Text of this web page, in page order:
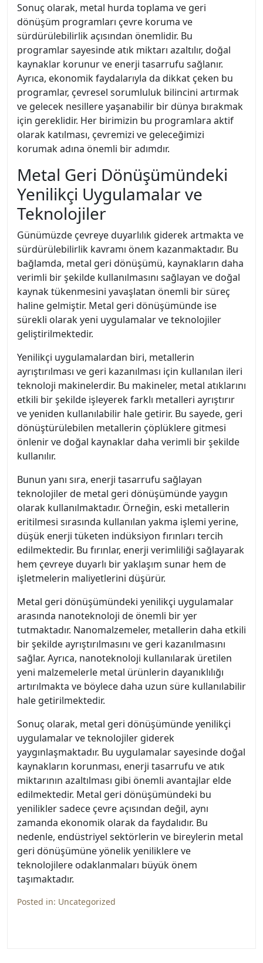
Sonuç olarak, metal hurda toplama ve geri
dönüşüm programları çevre koruma ve
sürdürülebilirlik açısından önemlidir. Bu
programlar sayesinde atık miktarı azaltılır, doğal
kaynaklar korunur ve enerji tasarrufu sağlanır.
Ayrıca, ekonomik faydalarıyla da dikkat çeken bu
programlar, çevresel sorumluluk bilincini artırmak
ve gelecek nesillere yaşanabilir bir dünya bırakmak
için gereklidir. Her birimizin bu programlara aktif
olarak katılması, çevremizi ve geleceğimizi
korumak adına önemli bir adımdır.
Metal Geri Dönüşümündeki
Yenilikçi Uygulamalar ve
Teknolojiler
Günümüzde çevreye duyarlılık giderek artmakta ve
sürdürülebilirlik kavramı önem kazanmaktadır. Bu
bağlamda, metal geri dönüşümü, kaynakların daha
verimli bir şekilde kullanılmasını sağlayan ve doğal
kaynak tükenmesini yavaşlatan önemli bir süreç
haline gelmiştir. Metal geri dönüşümünde ise
sürekli olarak yeni uygulamalar ve teknolojiler
geliştirilmektedir.
Yenilikçi uygulamalardan biri, metallerin
ayrıştırılması ve geri kazanılması için kullanılan ileri
teknoloji makinelerdir. Bu makineler, metal atıklarını
etkili bir şekilde işleyerek farklı metalleri ayrıştırır
ve yeniden kullanılabilir hale getirir. Bu sayede, geri
dönüştürülebilen metallerin çöplüklere gitmesi
önlenir ve doğal kaynaklar daha verimli bir şekilde
kullanılır.
Bunun yanı sıra, enerji tasarrufu sağlayan
teknolojiler de metal geri dönüşümünde yaygın
olarak kullanılmaktadır. Örneğin, eski metallerin
eritilmesi sırasında kullanılan yakma işlemi yerine,
düşük enerji tüketen indüksiyon fırınları tercih
edilmektedir. Bu fırınlar, enerji verimliliği sağlayarak
hem çevreye duyarlı bir yaklaşım sunar hem de
işletmelerin maliyetlerini düşürür.
Metal geri dönüşümündeki yenilikçi uygulamalar
arasında nanoteknoloji de önemli bir yer
tutmaktadır. Nanomalzemeler, metallerin daha etkili
bir şekilde ayrıştırılmasını ve geri kazanılmasını
sağlar. Ayrıca, nanoteknoloji kullanılarak üretilen
yeni malzemelerle metal ürünlerin dayanıklılığı
artırılmakta ve böylece daha uzun süre kullanılabilir
hale getirilmektedir.
Sonuç olarak, metal geri dönüşümünde yenilikçi
uygulamalar ve teknolojiler giderek
yaygınlaşmaktadır. Bu uygulamalar sayesinde doğal
kaynakların korunması, enerji tasarrufu ve atık
miktarının azaltılması gibi önemli avantajlar elde
edilmektedir. Metal geri dönüşümündeki bu
yenilikler sadece çevre açısından değil, aynı
zamanda ekonomik olarak da faydalıdır. Bu
nedenle, endüstriyel sektörlerin ve bireylerin metal
geri dönüşümüne yönelik yeniliklere ve
teknolojilere odaklanmaları büyük önem
taşımaktadır.
Posted in: Uncategorized